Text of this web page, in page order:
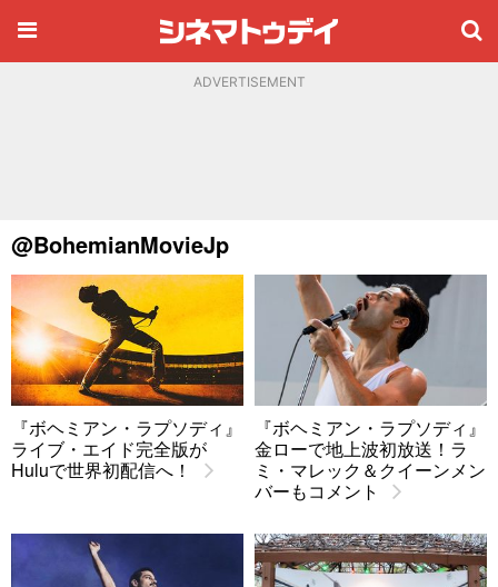
ADVERTISEMENT
@BohemianMovieJp
『ボヘミアン・ラプソディ』
ライブ・エイド完全版が
Huluで世界初配信へ！
『ボヘミアン・ラプソディ』
金ローで地上波初放送！ラ
ミ・マレック＆クイーンメン
バーもコメント